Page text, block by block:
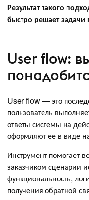
Результат такого
быстро решает задачи
User flow:
User flow — это
пользователь
ответы системы на
оформляют ее в виде
Инструмент помогает
заказчиком сценарии
функциональность,
получения обратной